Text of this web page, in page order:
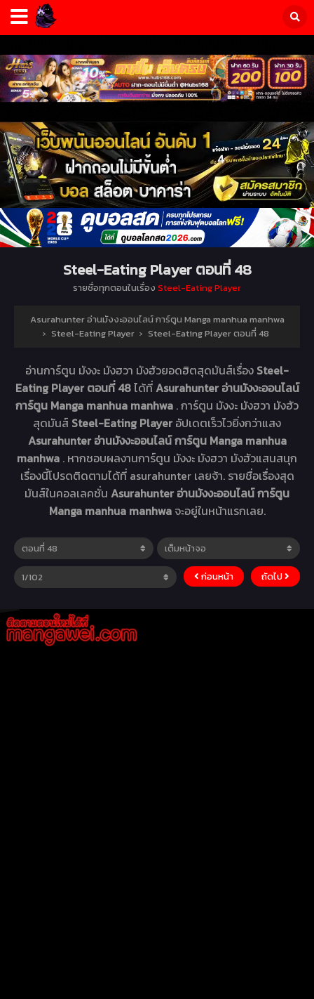
Steel-Eating Player ตอนที่ 48
รายชื่อทุกตอนในเรื่อง Steel-Eating Player
Asurahunter อ่านมังงะออนไลน์ การ์ตูน Manga manhua manhwa
› Steel-Eating Player › Steel-Eating Player ตอนที่ 48
อ่านการ์ตูน มังงะ มังฮวา มังฮัวยอดฮิตสุดมันส์เรื่อง Steel-
Eating Player ตอนที่ 48ได้ที่Asurahunter อ่านมังงะออนไลน์
การ์ตูน Manga manhua manhwa . การ์ตูน มังงะ มังฮวา มังฮัว
สุดมันส์ Steel-Eating Player อัปเดตเร็วไวยิ่งกว่าแสง
Asurahunter อ่านมังงะออนไลน์ การ์ตูน Manga manhua
manhwa . หากชอบผลงานการ์ตูน มังงะ มังฮวา มังฮัวแสนสนุก
เรื่องนี้โปรดติดตามได้ที่ asurahunter เลยจ้า. รายชื่อเรื่องสุด
มันส์ในคอลเลคชั่น Asurahunter อ่านมังงะออนไลน์ การ์ตูน
Manga manhua manhwa จะอยู่ในหน้าแรกเลย.
ก่อนหน้า ถัดไป